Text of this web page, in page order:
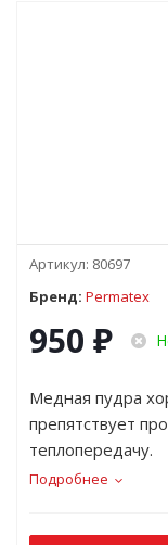
Артикул: 80697
Бренд: Permatex
950 ₽
Медная пудра
препятствует
теплопередачу.
Подробнее